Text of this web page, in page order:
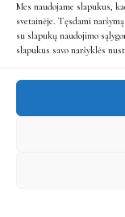
Mes naudojame slapukus,
svetainėje. Tęsdami
su slapukų naudojimo
slapukus savo naršyklės
Ats. sąsk.: